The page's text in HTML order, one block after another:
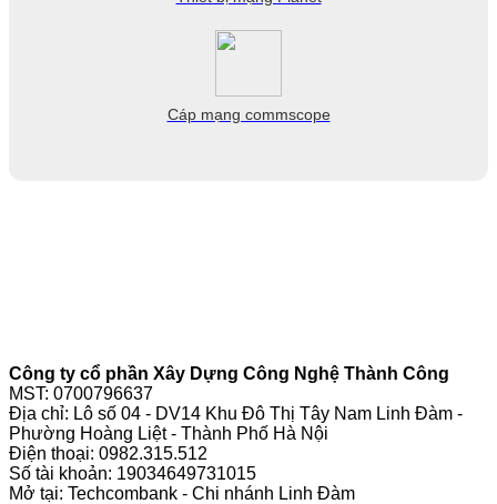
Cáp mạng commscope
Công ty cổ phần Xây Dựng Công Nghệ Thành Công
MST: 0700796637
Địa chỉ: Lô số 04 - DV14 Khu Đô Thị Tây Nam Linh Đàm -
Phường Hoàng Liệt - Thành Phố Hà Nội
Điện thoại: 0982.315.512
Số tài khoản: 19034649731015
Mở tại: Techcombank - Chi nhánh Linh Đàm